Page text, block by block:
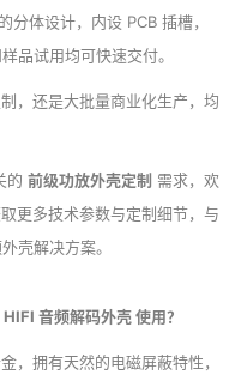
分体设计，内设 PCB 插槽，
品试用均可快速交付。
，还是大批量商业化生产，均
的 前级功放外壳定制 需求，欢
更多技术参数与定制细节，与
壳解决方案。
音频解码外壳 使用？
，拥有天然的电磁屏蔽特性，